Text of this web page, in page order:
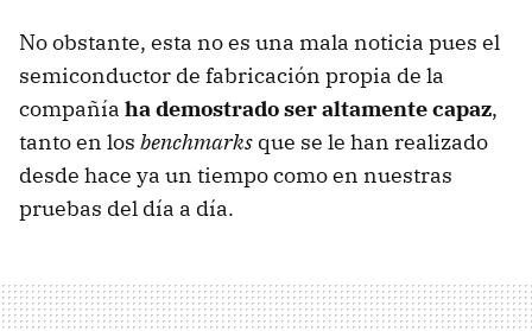
No obstante, esta no es una mala noticia pues el
semiconductor de fabricación propia de la
compañía ha demostrado ser altamente capaz,
tanto en los benchmarks que se le han realizado
desde hace ya un tiempo como en nuestras
pruebas del día a día.